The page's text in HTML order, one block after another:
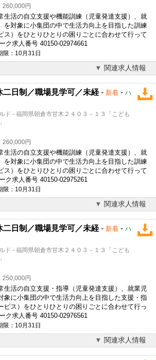
260,000円
生活の自立支援や機能訓練（児童発達支援）、就
を対象に小集団の中で生活力向上を目指した訓練
ス）をひとりひとりの困りごとに合わせて行って
ク求人番号 40150-02974661
限：10月31日
関連求人情報
日制／職場見学可／未経 - 新着 - ハ
- 福岡県朝倉市甘木２４０３－１３「こども
260,000円
生活の自立支援や機能訓練（児童発達支援）、就
を対象に小集団の中で生活力向上を目指した訓練
ス）をひとりひとりの困りごとに合わせて行って
ク求人番号 40150-02975261
限：10月31日
関連求人情報
日制／職場見学可／未経 - 新着 - ハ
- 福岡県朝倉市甘木２４０３－１３「こども
250,000円
生活の自立支援・指導（児童発達支援）、就業児
象に小集団の中で生活力向上を目指した支援・指
ビス）をひとりひとりの困りごとに合わせて行っ
ク求人番号 40150-02976561
限：10月31日
関連求人情報